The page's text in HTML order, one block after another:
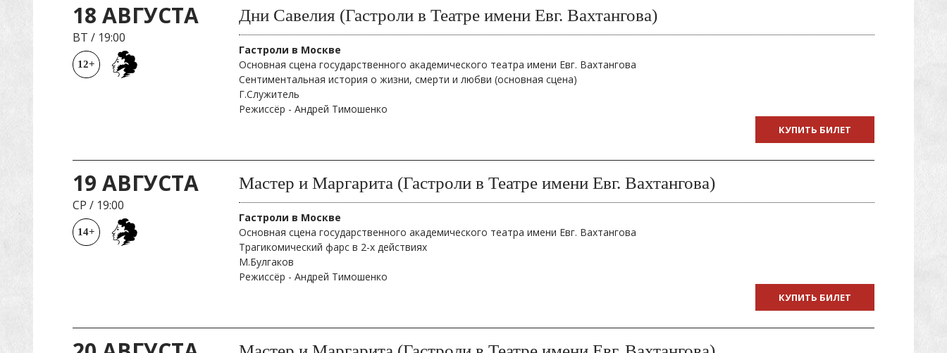
18 АВГУСТА
ВТ / 19:00
12+
Дни Савелия (Гастроли в Театре имени Евг. Вахтангова)
Гастроли в Москве
Основная сцена государственного академического театра имени Евг. Вахтангова
Сентиментальная история о жизни, смерти и любви (основная сцена)
Г.Служитель
Режиссёр - Андрей Тимошенко
КУПИТЬ БИЛЕТ
19 АВГУСТА
СР / 19:00
14+
Мастер и Маргарита (Гастроли в Театре имени Евг. Вахтангова)
Гастроли в Москве
Основная сцена государственного академического театра имени Евг. Вахтангова
Трагикомический фарс в 2-х действиях
М.Булгаков
Режиссёр - Андрей Тимошенко
КУПИТЬ БИЛЕТ